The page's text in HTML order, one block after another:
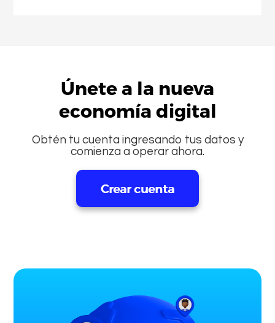
Únete a la nueva
economía digital
Obtén tu cuenta ingresando tus datos y
comienza a operar ahora.
Crear cuenta